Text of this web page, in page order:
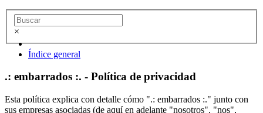
×
Índice general
.: embarrados :. - Política de privacidad
Esta política explica con detalle cómo ".: embarrados :." junto con
sus empresas asociadas (de aquí en adelante "nosotros", "nos",